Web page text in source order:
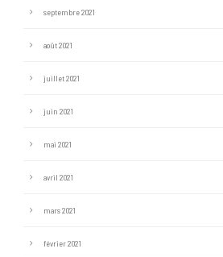
septembre 2021
août 2021
juillet 2021
juin 2021
mai 2021
avril 2021
mars 2021
février 2021